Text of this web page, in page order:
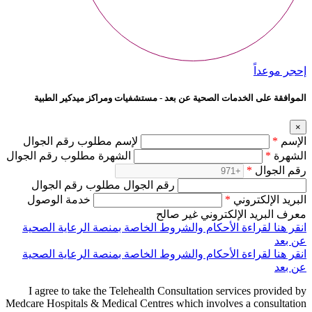
إحجر موعداً
الموافقة على الخدمات الصحية عن بعد - مستشفيات ومراكز ميدكير الطبية
×
الإسم *
لإسم مطلوب رقم الجوال
الشهرة *
الشهرة مطلوب رقم الجوال
رقم الجوال *
رقم الجوال مطلوب رقم الجوال
البريد الإلكتروني *
خدمة الوصول
معرف البريد الإلكتروني غير صالح
انقر هنا لقراءة الأحكام والشروط الخاصة بمنصة الرعاية الصحية
عن بعد
انقر هنا لقراءة الأحكام والشروط الخاصة بمنصة الرعاية الصحية
عن بعد
I agree to take the Telehealth Consultation services provided by
Medcare Hospitals & Medical Centres which involves a consultation